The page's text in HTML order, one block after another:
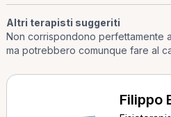
Altri terapisti suggeriti
Non corrispondono perfettamente
ma potrebbero comunque fare al
Filippo